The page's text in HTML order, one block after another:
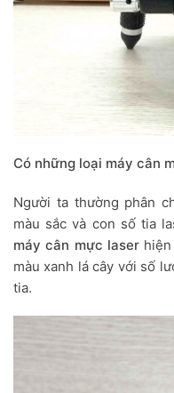
Có những loại máy cân
Người ta thường phân
màu sắc và con số tia
máy cân mực laser
màu xanh lá cây với số
tia.